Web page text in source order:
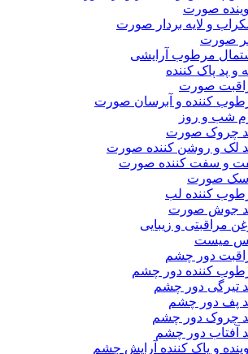
صورت
و لایه بردار صورت
صورت
مرطوب آرایشی
و پد پاک کننده
صورت
کننده و آبرسان صورت
شب و روز
چروک صورت
لک و روشن کننده صورت
و سفت کننده صورت
صورت
کننده لب
جوش صورت
مراقبتی و زیبایی
میست
دور چشم
کننده دور چشم
تیرگی دور چشم
پف دور چشم
چروک دور چشم
آفتاب دور چشم
و پاک کننده آرایش چشم